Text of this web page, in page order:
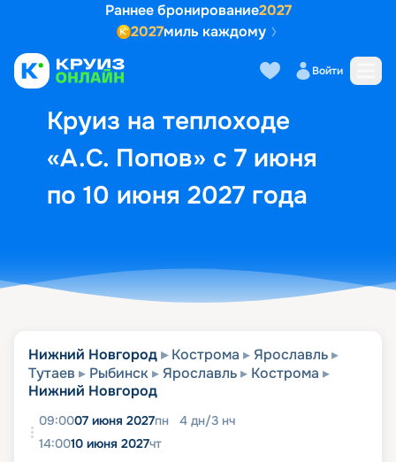
Раннее бронирование2027
2027миль каждому
Войти
Круиз на теплоходе
«А.С. Попов» с 7 июня
по 10 июня 2027 года
Выбор кают Маршрут и
Нижний Новгород Кострома
Ярославль
Тутаев
Рыбинск Ярославль
Кострома
Нижний Новгород
09:0007 июня 2027пн 4 дн/3 нч
14:0010 июня 2027чт